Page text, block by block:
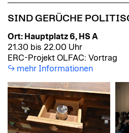
SIND GERÜCHE
Ort: Hauptplatz 6, HS A
21.30 bis 22.00 Uhr
ERC-Projekt OLFAC: Vortrag
mehr Informationen